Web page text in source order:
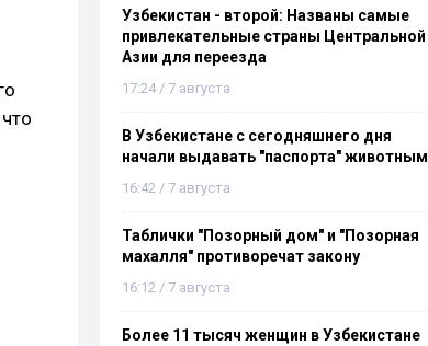
Узбекистан - второй: Названы самые
привлекательные страны Центральной
Азии для переезда
17:24 / 7 августа
В Узбекистане с сегодняшнего дня
начали выдавать "паспорта" животным
16:42 / 7 августа
Таблички "Позорный дом" и "Позорная
махалля" противоречат закону
16:12 / 7 августа
Более 11 тысяч женщин в Узбекистане